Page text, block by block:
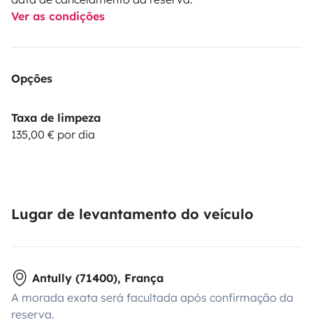
Ver as condições
Opções
Taxa de limpeza
135,00 € por dia
Lugar de levantamento do veículo
Antully (71400), França
A morada exata será facultada após confirmação da
reserva.